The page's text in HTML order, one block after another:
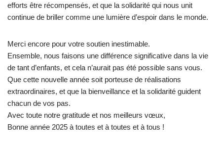
efforts être récompensés, et que la solidarité qui nous unit
continue de briller comme une lumière d’espoir dans le monde.
Merci encore pour votre soutien inestimable.
Ensemble, nous faisons une différence significative dans la vie
de tant d’enfants, et cela n’aurait pas été possible sans vous.
Que cette nouvelle année soit porteuse de réalisations
extraordinaires, et que la bienveillance et la solidarité guident
chacun de vos pas.
Avec toute notre gratitude et nos meilleurs vœux,
Bonne année 2025 à toutes et à toutes et à tous !